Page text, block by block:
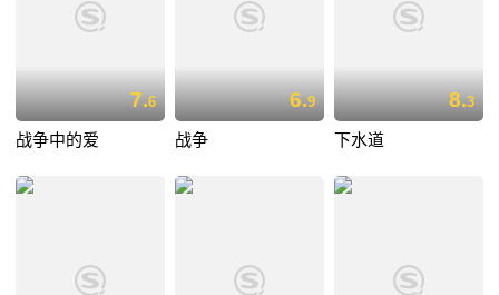
7.6
战争中的爱
6.9
战争
8.3
下水道